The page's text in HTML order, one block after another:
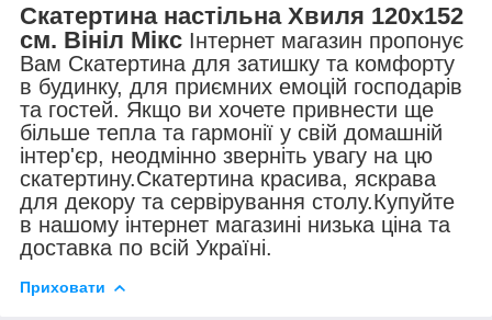
Скатертина настільна Хвиля 120х152
см. Вініл Мікс Інтернет магазин пропонує
Вам Скатертина для затишку та комфорту
в будинку, для приємних емоцій господарів
та гостей. Якщо ви хочете привнести ще
більше тепла та гармонії у свій домашній
інтер'єр, неодмінно зверніть увагу на цю
скатертину.Скатертина красива, яскрава
для декору та сервірування столу.Купуйте
в нашому інтернет магазині низька ціна та
доставка по всій Україні.
Приховати